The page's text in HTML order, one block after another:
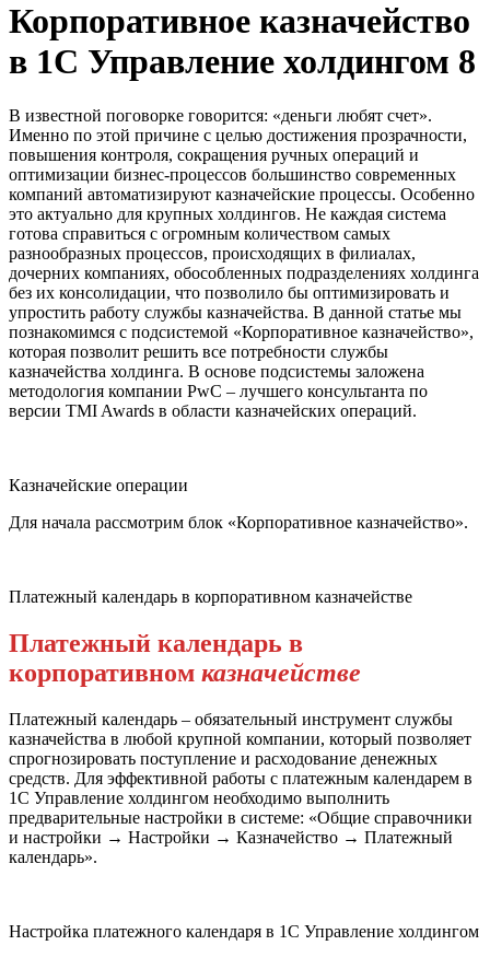
Корпоративное казначейство
в 1С Управление холдингом 8
В известной поговорке говорится: «деньги любят счет».
Именно по этой причине с целью достижения прозрачности,
повышения контроля, сокращения ручных операций и
оптимизации бизнес-процессов большинство современных
компаний автоматизируют казначейские процессы. Особенно
это актуально для крупных холдингов. Не каждая система
готова справиться с огромным количеством самых
разнообразных процессов, происходящих в филиалах,
дочерних компаниях, обособленных подразделениях холдинга
без их консолидации, что позволило бы оптимизировать и
упростить работу службы казначейства. В данной статье мы
познакомимся с подсистемой «Корпоративное казначейство»,
которая позволит решить все потребности службы
казначейства холдинга. В основе подсистемы заложена
методология компании PwC – лучшего консультанта по
версии TMI Awards в области казначейских операций.
Казначейские операции
Для начала рассмотрим блок «Корпоративное казначейство».
Платежный календарь в корпоративном казначействе
Платежный календарь в
корпоративном казначействе
Платежный календарь – обязательный инструмент службы
казначейства в любой крупной компании, который позволяет
спрогнозировать поступление и расходование денежных
средств. Для эффективной работы с платежным календарем в
1С Управление холдингом необходимо выполнить
предварительные настройки в системе: «Общие справочники
и настройки → Настройки → Казначейство → Платежный
календарь».
Настройка платежного календаря в 1С Управление холдингом